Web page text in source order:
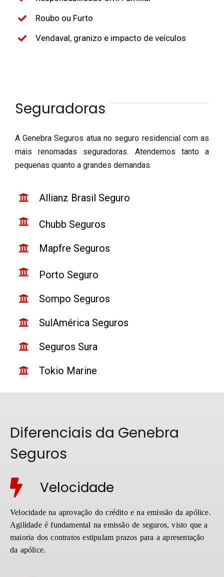
Roubo ou Furto
Vendaval, granizo e impacto de veículos
Seguradoras
A Genebra Seguros atua no seguro residencial com as
mais renomadas seguradoras. Atendemos tanto a
pequenas quanto a grandes demandas.
Allianz Brasil Seguro
Chubb Seguros
Mapfre Seguros
Porto Seguro
Sompo Seguros
SulAmérica Seguros
Seguros Sura
Tokio Marine
Diferenciais da Genebra
Seguros
Velocidade
Velocidade na aprovação do crédito e na emissão da apólice.
Agilidade é fundamental na emissão de seguros, visto que a
maioria dos contratos estipulam prazos para a apresentação
da apólice.